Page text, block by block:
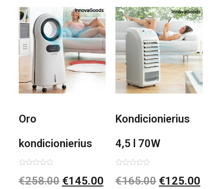
1000W
Oro
kondicionierius
Evareer
0
iš
€258.00 €145.00
Kondicionierius
4,5 l 70W
nešiojamas,
0
iš
€165.00 €125.00